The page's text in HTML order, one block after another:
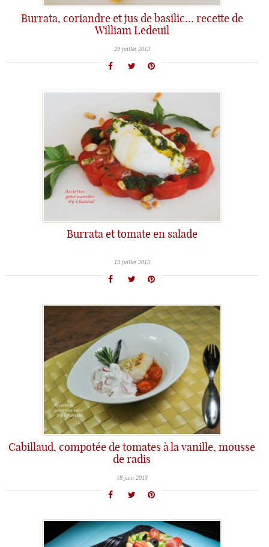
Burrata, coriandre et jus de basilic… recette de
William Ledeuil
29 juillet 2013
Burrata et tomate en salade
13 juillet 2013
Cabillaud, compotée de tomates à la vanille, mousse
de radis
18 juin 2013